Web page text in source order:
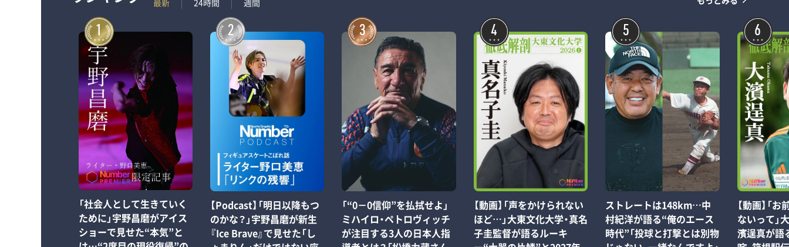
最新 24時間 週間
1
「社会人として生きていく
ために」宇野昌磨がアイス
ショーで見せた“本気”と
2
【Podcast】「明日以降もつ
のかな？」宇野昌磨が新生
『Ice Brave』で見せた「し
3
「“0－0信仰”を払拭せよ」
ミハイロ・ペトロヴィッチ
が注目する3人の日本人指
4
【動画】「声をかけられない
ほど…」大東文化大学・真名
子圭監督が語るルーキ
5
ストレートは148km…中
村紀洋が語る“俺のエース
時代”「投球と打撃とは別物
6
【動画】「
ないって」
濱逞真が語